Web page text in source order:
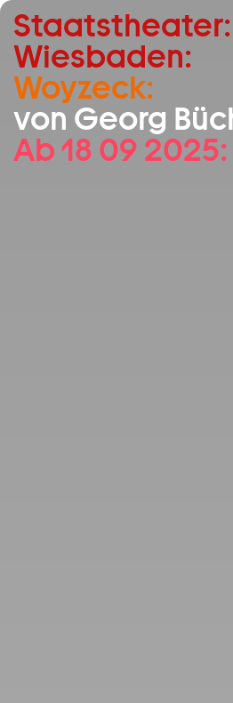
Zum Hauptinhalt springen
Zum Footer springen
Staatstheater:
Wiesbaden:
Woyzeck:
von Georg
Ab 18 09 2025: